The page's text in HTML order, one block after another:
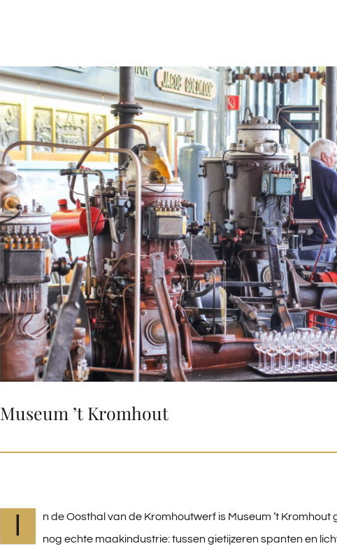
Museum ’t Kromhout
I
n de Oosthal van de Kromhoutwerf is Museum ’t Kromhout
nog echte maakindustrie: tussen gietijzeren spanten en